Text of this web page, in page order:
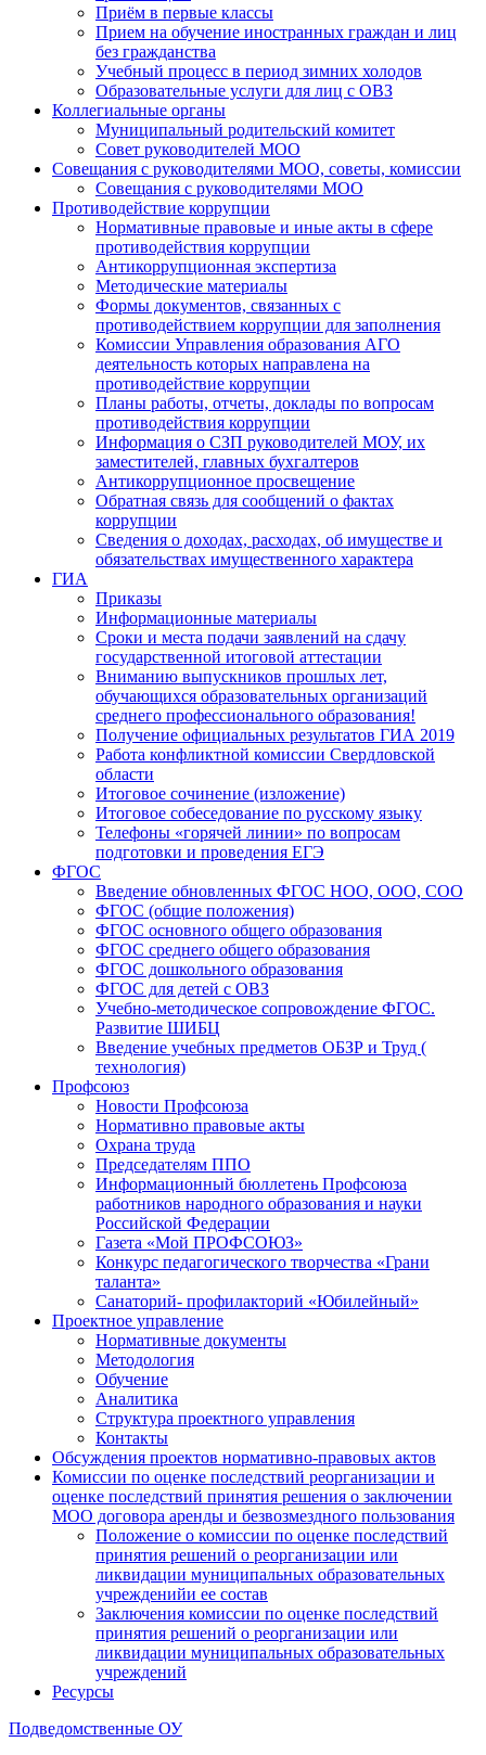
Приём в первые классы
Прием на обучение иностранных граждан и лиц
без гражданства
Учебный процесс в период зимних холодов
Образовательные услуги для лиц с ОВЗ
Коллегиальные органы
Муниципальный родительский комитет
Совет руководителей МОО
Совещания с руководителями МОО, советы, комиссии
Совещания с руководителями МОО
Противодействие коррупции
Нормативные правовые и иные акты в сфере
противодействия коррупции
Антикоррупционная экспертиза
Методические материалы
Формы документов, связанных с
противодействием коррупции для заполнения
Комиссии Управления образования АГО
деятельность которых направлена на
противодействие коррупции
Планы работы, отчеты, доклады по вопросам
противодействия коррупции
Информация о СЗП руководителей МОУ, их
заместителей, главных бухгалтеров
Антикоррупционное просвещение
Обратная связь для сообщений о фактах
коррупции
Сведения о доходах, расходах, об имуществе и
обязательствах имущественного характера
ГИА
Приказы
Информационные материалы
Сроки и места подачи заявлений на сдачу
государственной итоговой аттестации
Вниманию выпускников прошлых лет,
обучающихся образовательных организаций
среднего профессионального образования!
Получение официальных результатов ГИА 2019
Работа конфликтной комиссии Свердловской
области
Итоговое сочинение (изложение)
Итоговое собеседование по русскому языку
Телефоны «горячей линии» по вопросам
подготовки и проведения ЕГЭ
ФГОС
Введение обновленных ФГОС НОО, ООО, СОО
ФГОС (общие положения)
ФГОС основного общего образования
ФГОС среднего общего образования
ФГОС дошкольного образования
ФГОС для детей с ОВЗ
Учебно-методическое сопровождение ФГОС.
Развитие ШИБЦ
Введение учебных предметов ОБЗР и Труд (
технология)
Профсоюз
Новости Профсоюза
Нормативно правовые акты
Охрана труда
Председателям ППО
Информационный бюллетень Профсоюза
работников народного образования и науки
Российской Федерации
Газета «Мой ПРОФСОЮЗ»
Конкурс педагогического творчества «Грани
таланта»
Санаторий- профилакторий «Юбилейный»
Проектное управление
Нормативные документы
Методология
Обучение
Аналитика
Структура проектного управления
Контакты
Обсуждения проектов нормативно-правовых актов
Комиссии по оценке последствий реорганизации и
оценке последствий принятия решения о заключении
МОО договора аренды и безвозмездного пользования
Положение о комиссии по оценке последствий
принятия решений о реорганизации или
ликвидации муниципальных образовательных
учрежденийи ее состав
Заключения комиссии по оценке последствий
принятия решений о реорганизации или
ликвидации муниципальных образовательных
учреждений
Ресурсы
Подведомственные ОУ